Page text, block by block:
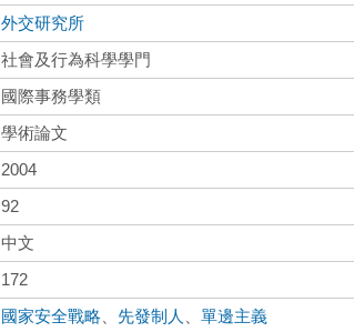
外交研究所
社會及行為科學學門
國際事務學類
學術論文
2004
92
中文
172
國家安全戰略 先發制人 、單邊主義